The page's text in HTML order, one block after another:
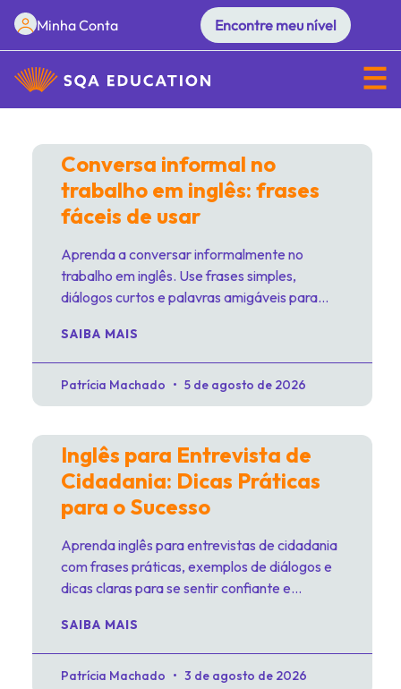
Minha Conta Encontre meu nível
Conversa informal no
trabalho em inglês: frases
fáceis de usar
Aprenda a conversar informalmente no
trabalho em inglês. Use frases simples,
diálogos curtos e palavras amigáveis ​​para
confiante.
SAIBA MAIS
Patrícia Machado 5 de agosto de 2026
Inglês para Entrevista de
Cidadania: Dicas Práticas
para o Sucesso
Aprenda inglês para entrevistas de cidadania
com frases práticas, exemplos de diálogos e
dicas claras para se sentir confiante e
naturalização nos EUA.
SAIBA MAIS
Patrícia Machado 3 de agosto de 2026